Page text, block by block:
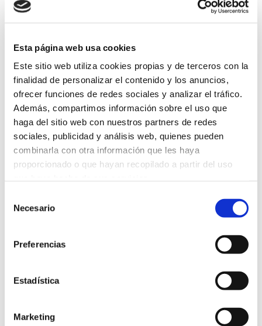
Esta página web usa cookies
Este sitio web utiliza cookies propias y de terceros con la
finalidad de personalizar el contenido y los anuncios,
ofrecer funciones de redes sociales y analizar el tráfico.
Además, compartimos información sobre el uso que
haga del sitio web con nuestros partners de redes
sociales, publicidad y análisis web, quienes pueden
combinarla con otra información que les haya
proporcionado o que hayan recopilado a partir del uso
Más información
Necesario
Preferencias
Estadística
Marketing
PLAY
VIMEO